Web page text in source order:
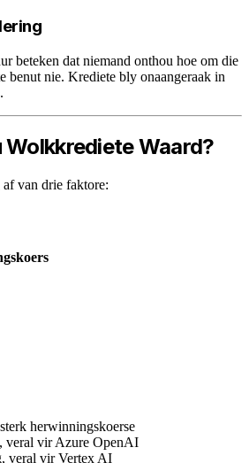
beteken dat niemand onthou hoe om die
benut nie. Krediete bly onaangeraak in
Wolkkrediete Waard?
van drie faktore:
herwinningskoerse
veral vir Azure OpenAI
veral vir Vertex AI